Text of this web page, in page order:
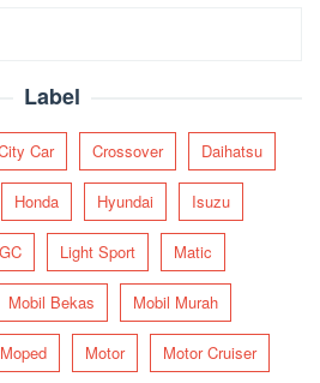
Label
Car Crossover Daihatsu
Honda Hyundai Isuzu
Light Sport Matic
Mobil Bekas Mobil Murah
Moped Motor Motor Cruiser